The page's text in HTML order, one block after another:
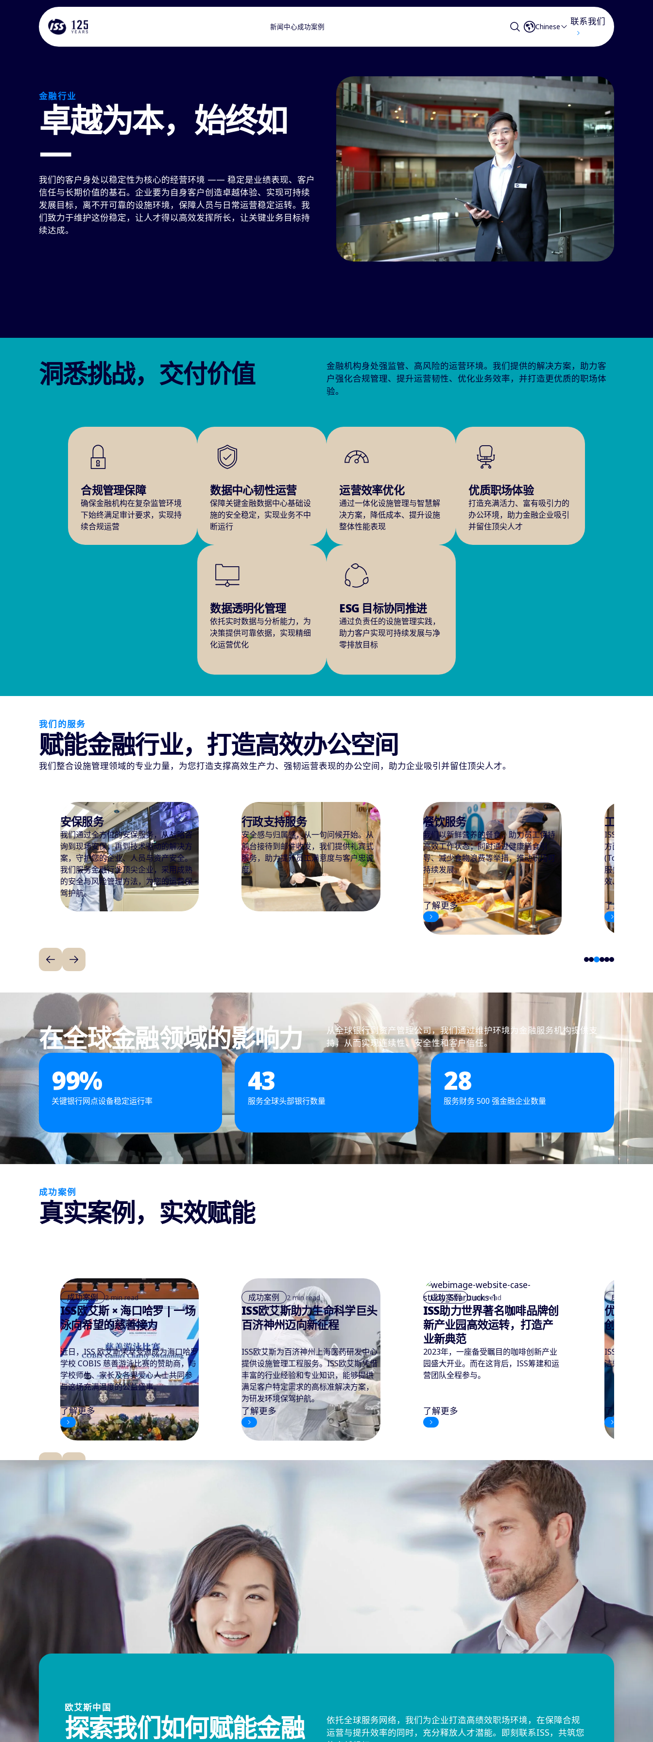
新闻中心成功案例 Chinese 联系我们
金融行业
卓越为本，始终如
一
我们的客户身处以稳定性为核心的经营环境 —— 稳定是业绩表现、客户
信任与长期价值的基石。企业要为自身客户创造卓越体验、实现可持续
发展目标，离不开可靠的设施环境，保障人员与日常运营稳定运转。我
们致力于维护这份稳定，让人才得以高效发挥所长，让关键业务目标持
续达成。
洞悉挑战，交付价值
金融机构身处强监管、高风险的运营环境。我们提供的解决方案，助力客
户强化合规管理、提升运营韧性、优化业务效率，并打造更优质的职场体
验。
合规管理保障
确保金融机构在复杂监管环境
下始终满足审计要求，实现持
续合规运营
数据中心韧性运营
保障关键金融数据中心基础设
施的安全稳定，实现业务不中
断运行
运营效率优化
通过一体化设施管理与智慧解
决方案，降低成本、提升设施
整体性能表现
优质职场体验
打造充满活力、富有吸引力的
办公环境，助力金融企业吸引
并留住顶尖人才
数据透明化管理
依托实时数据与分析能力，为
决策提供可靠依据，实现精细
化运营优化
ESG 目标协同推进
通过负责任的设施管理实践，
助力客户实现可持续发展与净
零排放目标
我们的服务
赋能金融行业，打造高效办公空间
我们整合设施管理领域的专业力量，为您打造支撑高效生产力、强韧运营表现的办公空间，助力企业吸引并留住顶尖人才。
行政支持服务
安全感与归属感，从一句问候开始。从
前台接待到邮件收发，我们提供礼宾式
服务，助力提升员工满意度与客户忠诚
度。
餐饮服务
我们以新鲜营养的餐食，助力员工保持
高效工作状态；同时通过健康膳食引
导、减少食物浪费等举措，推动职场可
持续发展。
了解更多
工作场所服务
ISS欧艾斯在营运和维护高效的工作场所
方面经验丰富，通过关键服务接触点
(Touchpoints@ISS) 设计和精心组织的
服务，提供更健康、更安全、更有成
效、更可持续的工作场所解决方案。
了解更多
清洁服务
我们的日常
务，严格遵
准匹配金融
Space
三方认证，
心的办公环
了解更多
123456
在全球金融领域的影响力
从全球银行到资产管理公司，我们通过维护环境为金融服务机构提供支
持，从而实现连续性、安全性和客户信任。
99%
关键银行网点设备稳定运行率
43
服务全球头部银行数量
28
服务财务 500 强金融企业数量
成功案例
真实案例，实效赋能
成功案例 2 min read
ISS欧艾斯助力生命科学巨头
百济神州迈向新征程
ISS欧艾斯为百济神州上海医药研发中心
提供设施管理工程服务。ISS欧艾斯凭借
丰富的行业经验和专业知识，能够提供
满足客户特定需求的高标准解决方案，
为研发环境保驾护航。
了解更多
成功案例 2 min read
ISS助力世界著名咖啡品牌创
新产业园高效运转，打造产
业新典范
2023年，一座备受瞩目的咖啡创新产业
园盛大开业。而在这背后，ISS筹建和运
营团队全程参与。
了解更多
成功案例 2 min read
优化清洁效率: ISS欧艾斯的
创新策略与应用实践
ISS欧艾斯分享综合设施管理（IFM）清
洁效率提升经验，为客户降本增效。
了解更多
成功案例
ISS为世
设施管理
助力高端制
以定制化、
团新园区。
了解更多
欧艾斯中国
探索我们如何赋能金融
依托全球服务网络，我们为企业打造高绩效职场环境，在保障合规
运营与提升效率的同时，充分释放人才潜能。即刻联系ISS，共筑您